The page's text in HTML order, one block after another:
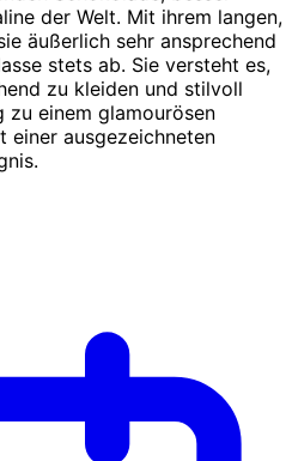
der Welt. Mit ihrem langen,
äußerlich sehr ansprechend
stets ab. Sie versteht es,
zu kleiden und stilvoll
zu einem glamourösen
einer ausgezeichneten